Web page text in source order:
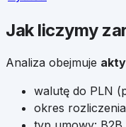
Jak liczymy
Analiza obejmuje
walutę do PLN
okres